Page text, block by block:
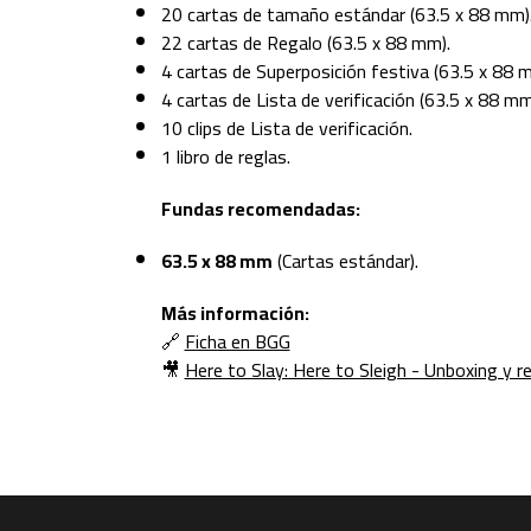
20 cartas de tamaño estándar (63.5 x 88 mm).
22 cartas de Regalo (63.5 x 88 mm).
4 cartas de Superposición festiva (63.5 x 88
4 cartas de Lista de verificación (63.5 x 88
10 clips de Lista de verificación.
1 libro de reglas.
Fundas recomendadas:
63.5 x 88 mm(Cartas estándar).
Más información:
🔗Ficha en BGG
🎥Here to Slay: Here to Sleigh - Unboxing y